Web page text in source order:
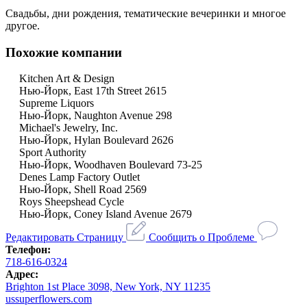
Свадьбы, дни рождения, тематические вечеринки и многое
другое.
Похожие компании
Kitchen Art & Design
Нью-Йорк, East 17th Street 2615
Supreme Liquors
Нью-Йорк, Naughton Avenue 298
Michael's Jewelry, Inc.
Нью-Йорк, Hylan Boulevard 2626
Sport Authority
Нью-Йорк, Woodhaven Boulevard 73-25
Denes Lamp Factory Outlet
Нью-Йорк, Shell Road 2569
Roys Sheepshead Cycle
Нью-Йорк, Coney Island Avenue 2679
Редактировать Страницу
Сообщить о Проблеме
Телефон:
718-616-0324
Адрес:
Brighton 1st Place 3098, New York, NY 11235
ussuperflowers.com